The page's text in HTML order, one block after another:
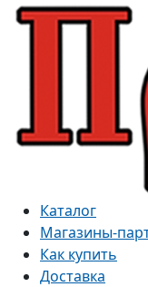
Каталог
Магазины-
Как купить
Доставка